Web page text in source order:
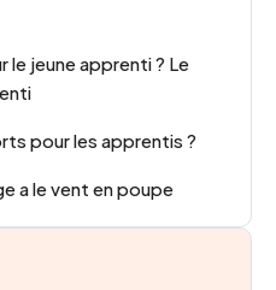
le jeune apprenti ? Le
pour les apprentis ?
a le vent en poupe